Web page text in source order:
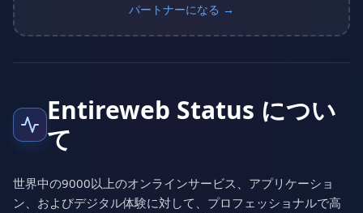
パートナーになる →
Entireweb Status につい
て
世界中の9000以上のオンラインサービス、アプリケーショ
ン、およびデジタル体験に対して、プロフェッショナルで高